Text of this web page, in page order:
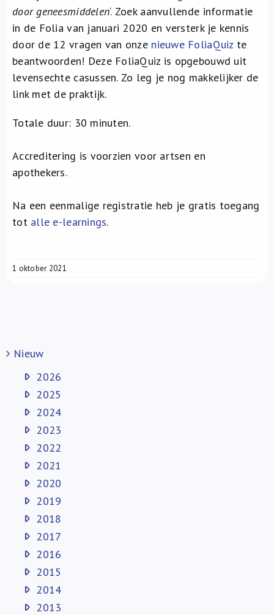
door geneesmiddelen‘. Zoek aanvullende informatie
in de Folia van januari 2020 en versterk je kennis
door de 12 vragen van onze nieuwe FoliaQuiz te
beantwoorden! Deze FoliaQuiz is opgebouwd uit
levensechte casussen. Zo leg je nog makkelijker de
link met de praktijk.
Totale duur: 30 minuten.
Accreditering is voorzien voor artsen en
apothekers.
Na een eenmalige registratie heb je gratis toegang
tot alle e-learnings.
1 oktober 2021
Nieuw
2026
2025
2024
2023
2022
2021
2020
2019
2018
2017
2016
2015
2014
2013